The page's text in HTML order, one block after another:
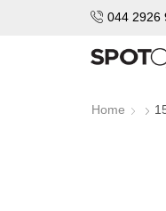
044 2926
Home